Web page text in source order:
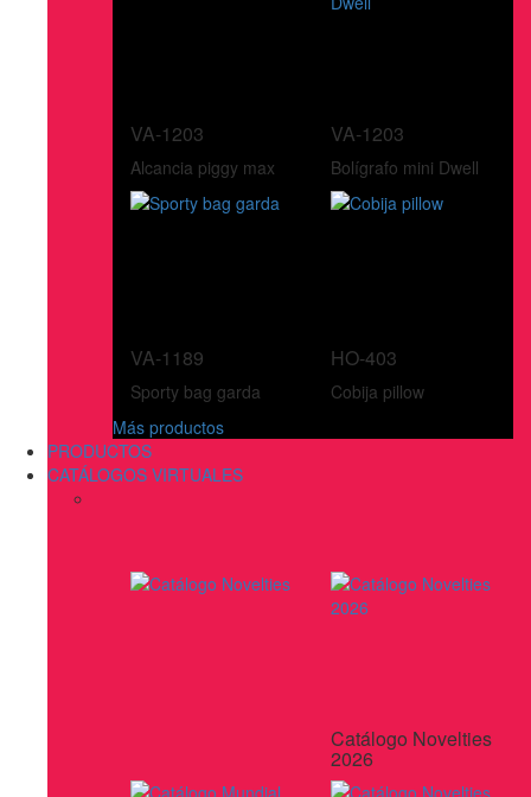
VA-1203
Alcancia piggy max
VA-1203
Bolígrafo mini Dwell
VA-1189
Sporty bag garda
HO-403
Cobija pillow
Más productos
PRODUCTOS
CATÁLOGOS VIRTUALES
Catálogo Novelties
2026